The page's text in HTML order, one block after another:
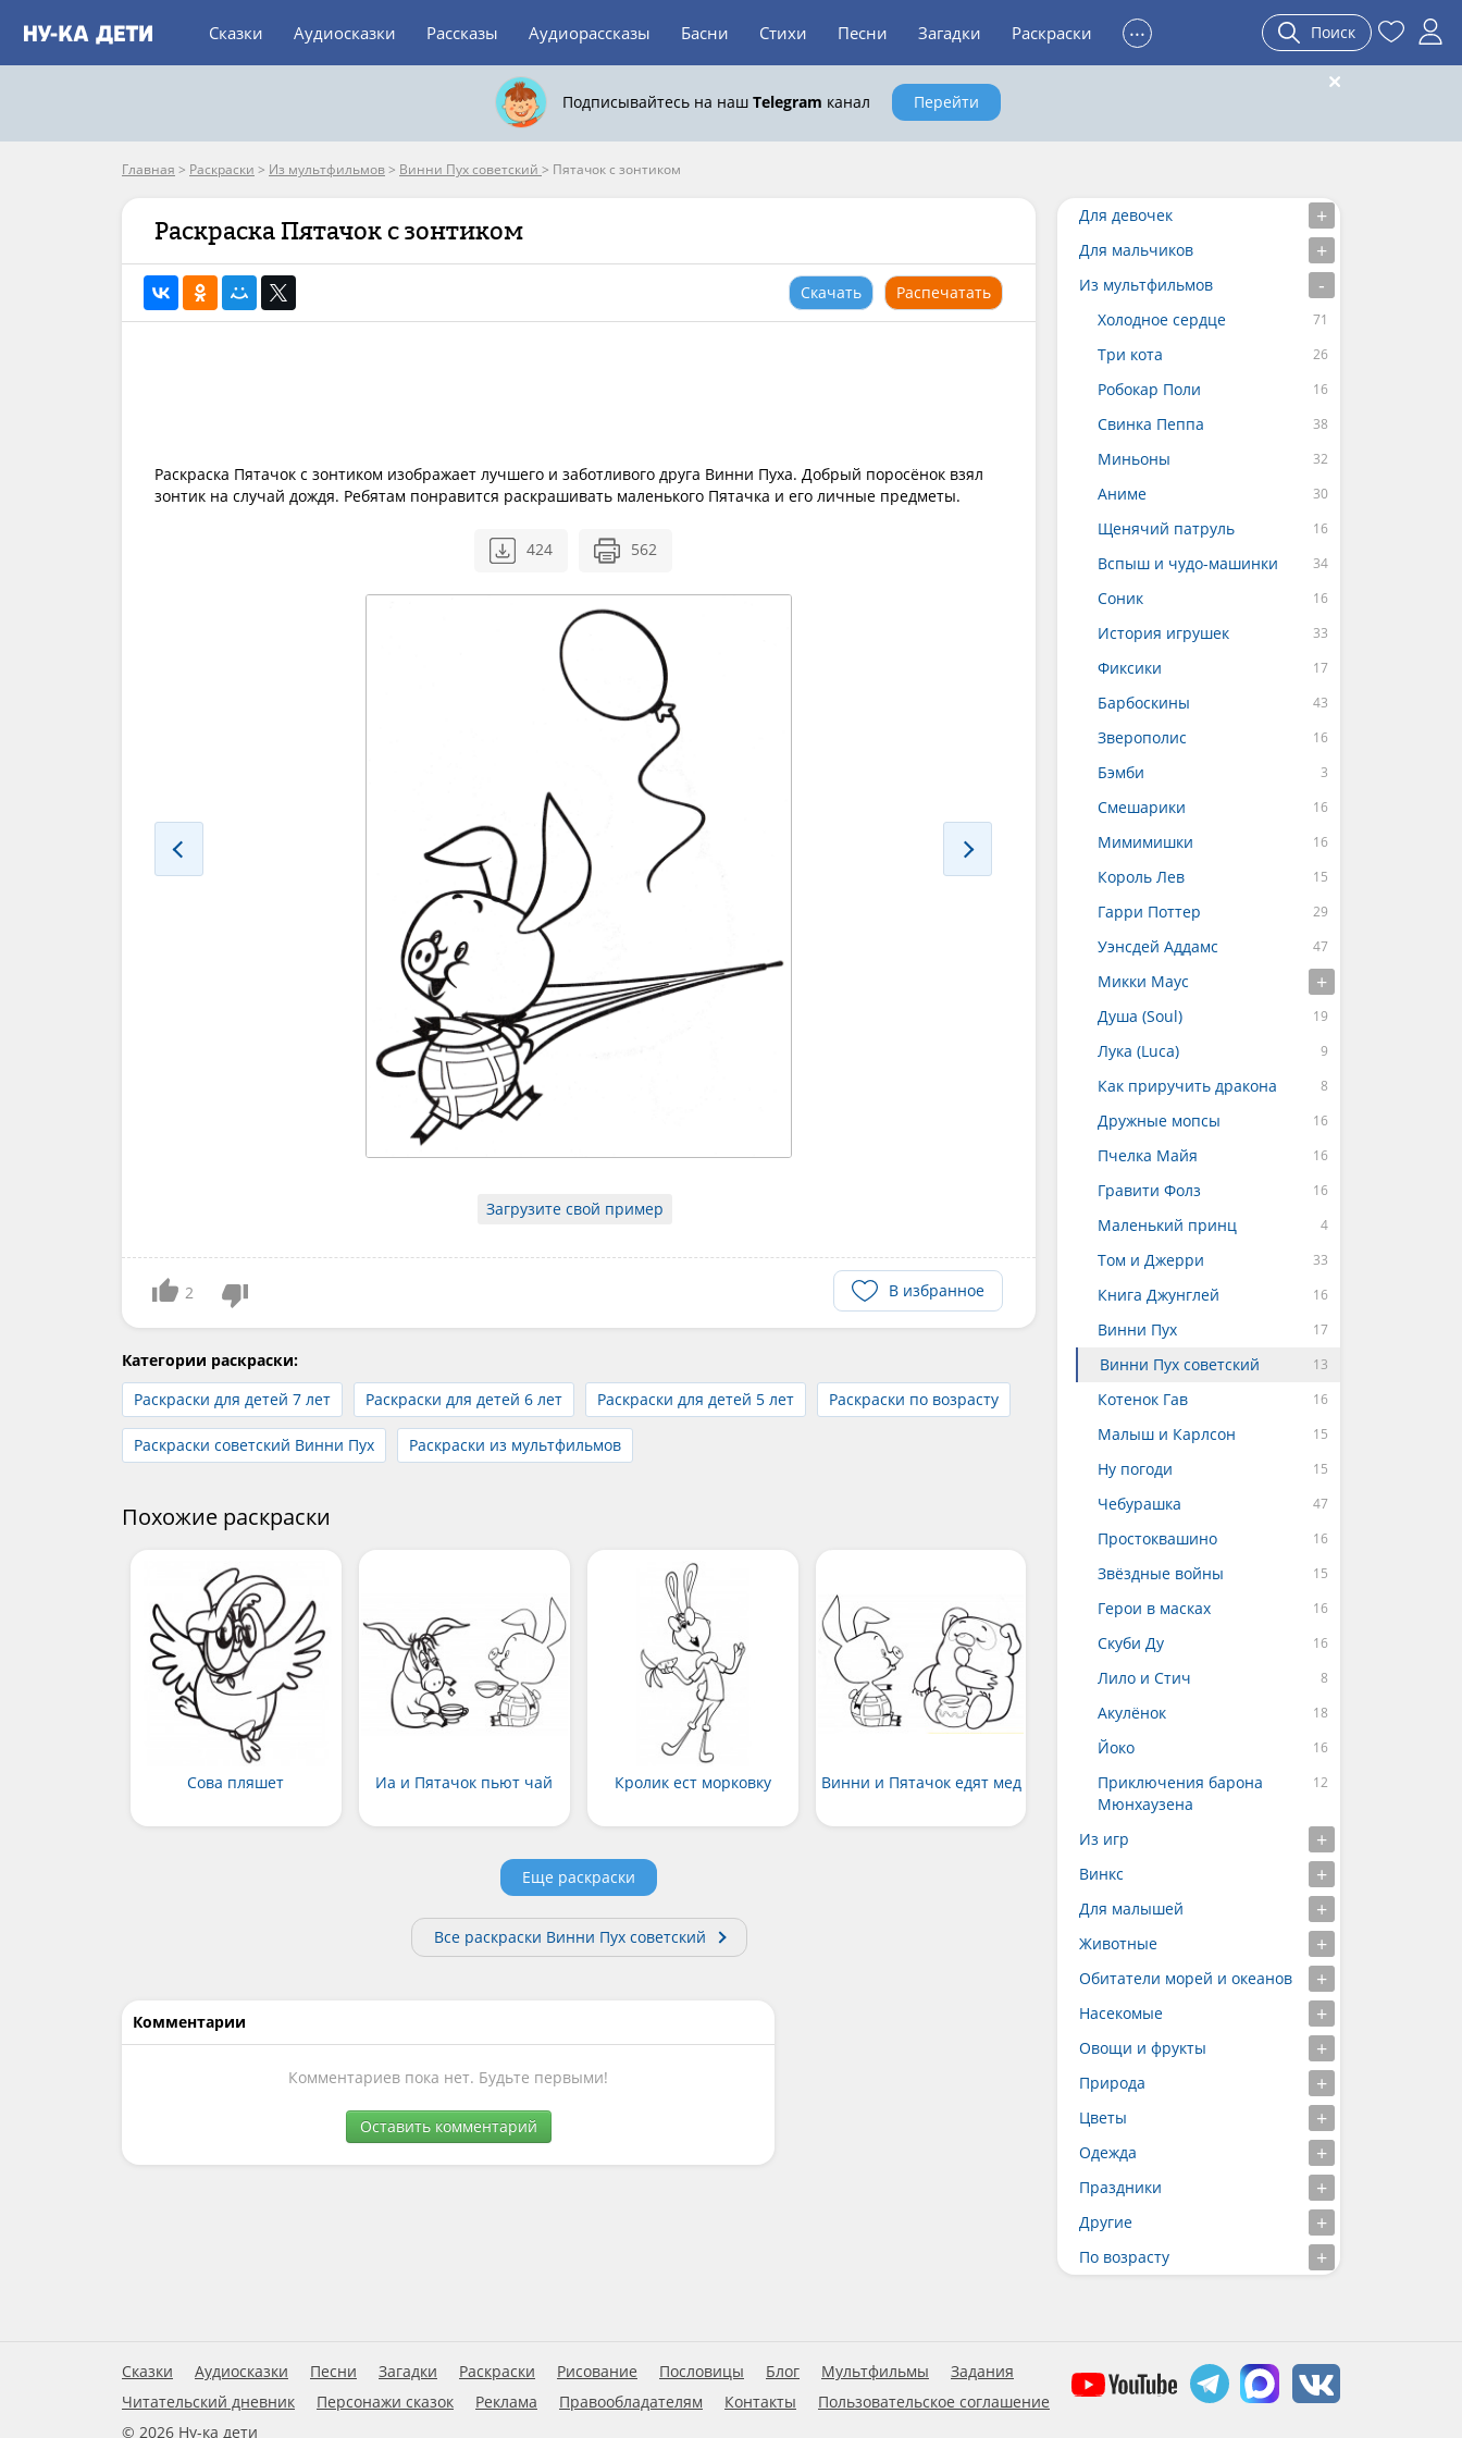
Сказки Аудиосказки Рассказы Аудиорассказы Басни Стихи Песни Загадки Раскраски ... Поиск
Подписывайтесь на наш Telegram канал Перейти
Главная > Раскраски > Из мультфильмов> Винни Пух советский > Пятачок с зонтиком
Раскраска Пятачок с зонтиком
Скачать Распечатать
Раскраска Пятачок с зонтиком изображает лучшего и заботливого друга Винни Пуха. Добрый поросёнок взял
зонтик на случай дождя. Ребятам понравится раскрашивать маленького Пятачка и его личные предметы.
424 562
Загрузите свой пример
2 В избранное
Категории раскраски:
Раскраски для детей 7 лет
Раскраски для детей 6 лет Раскраски для детей 5 лет Раскраски по возрасту
Раскраски советский Винни Пух Раскраски из мультфильмов
Похожие раскраски
Сова пляшет Иа и Пятачок пьют чай Кролик ест морковку Винни и Пятачок едят мед
Еще раскраски
Все раскраски Винни Пух советский
Комментарии
Комментариев пока нет. Будьте первыми!
Оставить комментарий
Для девочек
Для мальчиков
Из мультфильмов
Холодное сердце
Три кота
Робокар Поли
Свинка Пеппа
Миньоны
Аниме
Щенячий патруль
Вспыш и чудо-машинки
Соник
История игрушек
Фиксики
Барбоскины
Зверополис
Бэмби
Смешарики
Мимимишки
Король Лев
Гарри Поттер
Уэнсдей Аддамс
Микки Маус
Душа (Soul)
Лука (Luca)
Как приручить дракона
Дружные мопсы
Пчелка Майя
Гравити Фолз
Маленький принц
Том и Джерри
Книга Джунглей
Винни Пух
Винни Пух советский
Котенок Гав
Малыш и Карлсон
Ну погоди
Чебурашка
Простоквашино
Звёздные войны
Герои в масках
Скуби Ду
Лило и Стич
Акулёнок
Йоко
Приключения барона
Мюнхаузена
Из игр
Винкс
Для малышей
Животные
Обитатели морей и океанов
Насекомые
Овощи и фрукты
Природа
Цветы
Одежда
Праздники
Другие
По возрасту
Сказки Аудиосказки Песни Загадки Раскраски Рисование Пословицы Блог Мультфильмы
Задания
Читательский дневник
Персонажи сказок Реклама Правообладателям Контакты
Пользовательское соглашение
© 2026 Ну-ка дети